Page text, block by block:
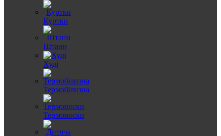
Куртки
Штани
Худі
Термобілизна
Термоноски